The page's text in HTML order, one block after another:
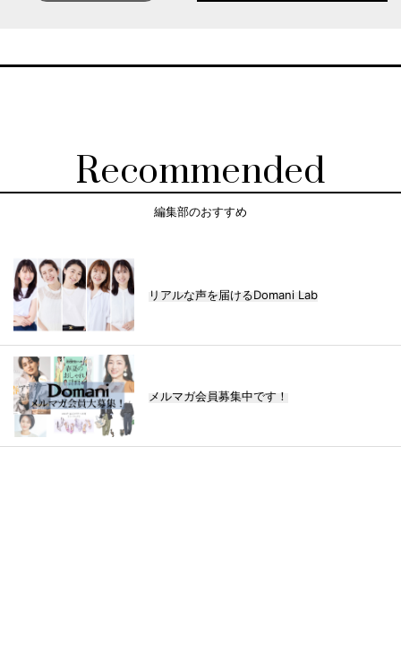
Recommended
編集部のおすすめ
リアルな声を届けるDomani Lab
メルマガ会員募集中です！